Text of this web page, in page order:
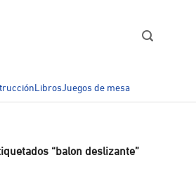
LibrosJuegos de mesa
“balon deslizante”